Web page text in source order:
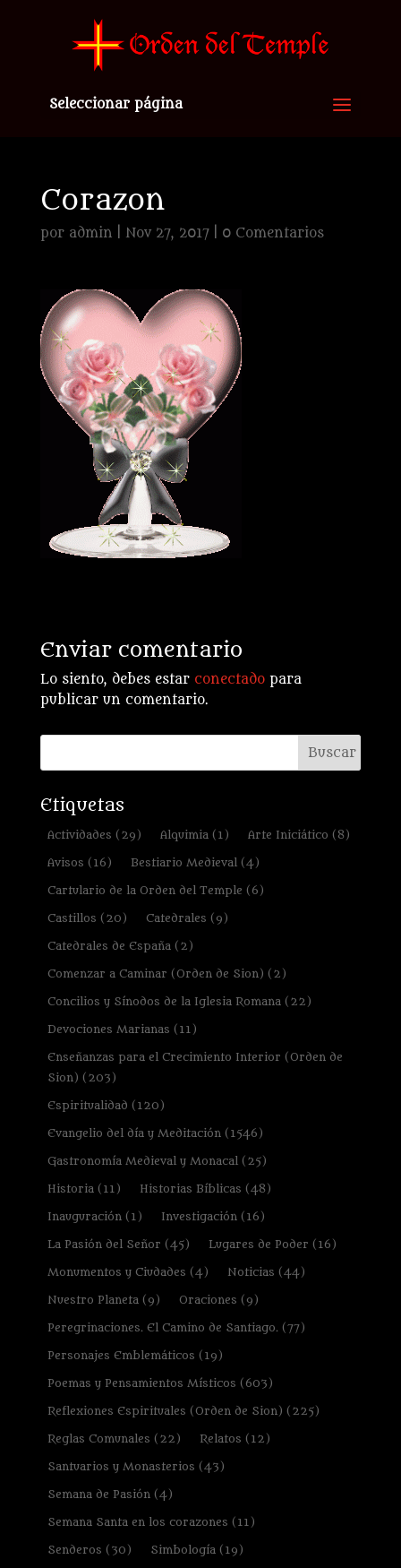
Seleccionar página
Corazon
por admin Nov 27, 2017| 0 Comentarios
Enviar comentario
Lo siento, debes estar conectadopara
publicar un comentario.
Etiquetas
Actividades (29) Alquimia(1) Arte Iniciático (8)
Avisos (16) Bestiario Medieval(4)
Cartulario de la Orden del Temple (6)
Castillos (20) Catedrales (9)
Catedrales de España(2)
Comenzar a Caminar (Orden de Sion) (2)
Concilios y Sínodos de la Iglesia Romana(22)
Devociones Marianas (11)
Enseñanzas para el Crecimiento Interior (Orden de
Sion) (203)
Espiritualidad (120)
Evangelio del día y Meditación(1546)
Gastronomía Medieval y Monacal(25)
Historia(11) Historias Bíblicas (48)
Inauguración(1) Investigación(16)
La Pasión del Señor (45) Lugares de Poder (16)
Monumentos y Ciudades (4) Noticias (44)
Nuestro Planeta(9) Oraciones (9)
Peregrinaciones. El Camino de Santiago.(77)
Personajes Emblemáticos (19)
Poemas y Pensamientos Místicos (603)
Reflexiones Espirituales (Orden de Sion) (225)
Reglas Comunales (22) Relatos (12)
Santuarios y Monasterios (43)
Semana de Pasión(4)
Semana Santa en los corazones (11)
Senderos (30) Simbología(19)